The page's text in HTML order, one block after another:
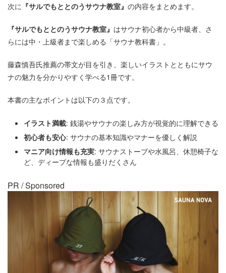
次に 『サルでもととのうサウナ教室』 の内容をまとめます。
『サルでもととのうサウナ教室』 はサウナ初心者から中級者、さ
らには中・上級者まで楽しめる「サウナ教科書」。
藤森慎吾氏推薦の帯文が目を引き、楽しいイラストとともにサウ
ナの魅力を分かりやすく学べる1冊です。
本書の主なポイントは以下の３点です。
イラスト満載: 銭湯やサウナの楽しみ方が視覚的に理解できる
初心者も安心: サウナの基本知識やマナーを優しく解説
マニア向け情報も充実: サウナストーブや水風呂、休憩椅子な
ど、ディープな情報も盛りだくさん
PR / Sponsored